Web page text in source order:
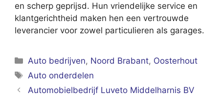
en scherp geprijsd. Hun vriendelijke service en
klantgerichtheid maken hen een vertrouwde
leverancier voor zowel particulieren als garages.
Categorieën
Auto bedrijven, Noord Brabant, Oosterhout
Tags
Auto onderdelen
Automobielbedrijf Luveto Middelharnis BV